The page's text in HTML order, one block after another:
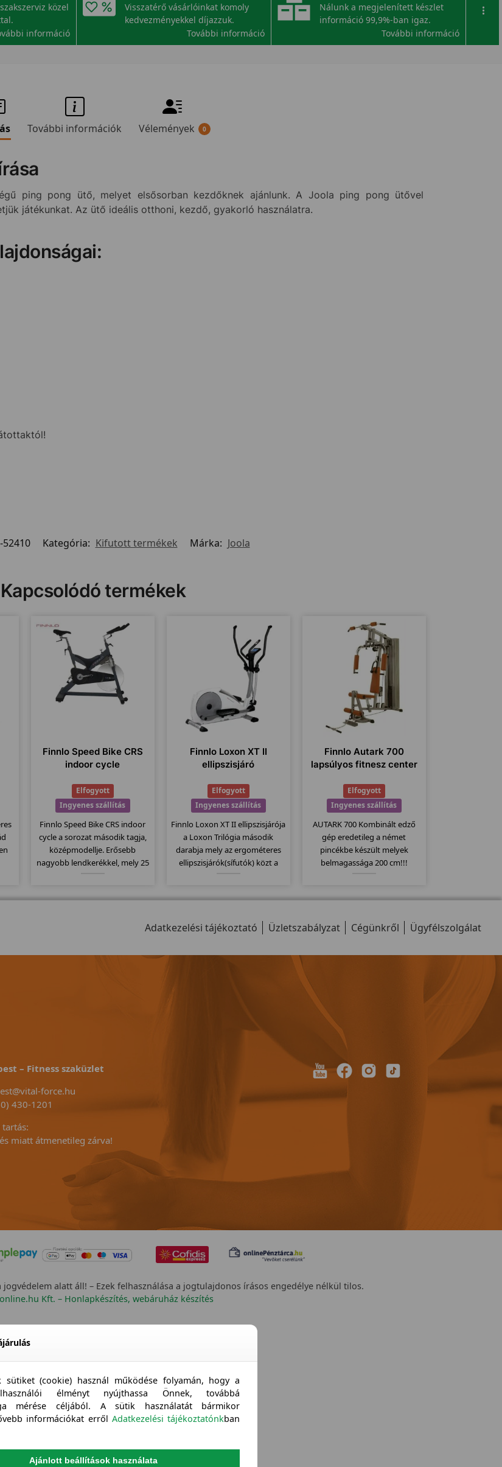
közel
információ
Visszatérő vásárlóinkat komoly
kedvezményekkel díjazzuk.
További információ
Nálunk a megjelenített készlet
információ 99,9%-ban igaz.
További információ
...
További információk Vélemények 0
ping pong ütő, melyet elsősorban kezdőknek ajánlunk. A Joola ping pong ütővel
játékunkat. Az ütő ideális otthoni, kezdő, gyakorló használatra.
52410 Kategória: Kifutott termékek Márka: Joola
Kapcsolódó termékek
Finnlo Speed Bike CRS
indoor cycle
Elfogyott
Ingyenes szállítás
Finnlo Speed Bike CRS indoor
cycle a sorozat második tagja,
középmodellje. Erősebb
nagyobb lendkerékkel, mely 25
Computere kompatibilis a
Finnlo Loxon XT II
ellipszisjáró
Elfogyott
Ingyenes szállítás
Finnlo Loxon XT II ellipszisjárója
a Loxon Trilógia második
darabja mely az ergométeres
ellipszisjárók(sífutók) közt a
fokozattal és 25-400 wattig való
Finnlo Autark 700
lapsúlyos fitnesz center
Elfogyott
Ingyenes szállítás
AUTARK 700 Kombinált edző
gép eredetileg a német
pincékbe készült melyek
belmagassága 200 cm!!!
Adatkezelési tájékoztató Üzletszabályzat Cégünkről Ügyfélszolgálat
– Fitness szaküzlet
force.hu
430-1201
miatt átmenetileg zárva!
alatt áll! – Ezek felhasználása a jogtulajdonos írásos engedélye nélkül tilos.
Kft. – Honlapkészítés, webáruház készítés
sütiket (cookie) használ működése folyamán, hogy a
élményt nyújthassa Önnek, továbbá
mérése céljából. A sütik használatát bármikor
információkat erről Adatkezelési tájékoztatónkban
Ajánlott beállítások használata